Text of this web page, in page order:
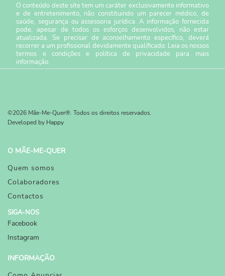
O conteúdo deste site tem um caráter exclusivamente informativo
e de entretenimento, não constituindo um parecer médico, de
saúde, segurança ou assessoria jurídica. A informação fornecida
pode, apesar de todos os esforços desenvolvidos, não estar
atualizada. Se precisar de aconselhamento específico, deverá
recorrer a um profissional devidamente qualificado. Leia os nossos
termos e condiçõese política de privacidade para mais
informação.
©2026 Mãe-Me-Quer®. Todos os direitos reservados.
Developed by Happy
O MÃE-ME-QUER
Quem somos
Colaboradores
Contactos
SIGA-NOS
Facebook
Instagram
INFORMAÇÃO